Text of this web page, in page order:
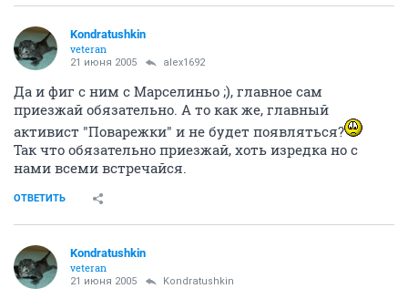
Kondratushkin
veteran
21 июня 2005 alex1692
Да и фиг с ним с Марселиньо ;), главное сам
приезжай обязательно. А то как же, главный
активист "Поварежки" и не будет появляться?
Так что обязательно приезжай, хоть изредка но с
нами всеми встречайся.
ОТВЕТИТЬ
Kondratushkin
veteran
21 июня 2005 Kondratushkin